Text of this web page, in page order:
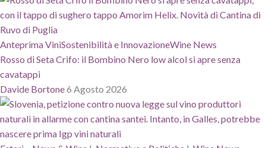
Anteprima ViniSostenibilità e InnovazioneWine News
Rosso di Seta Crifo: il Bombino Nero low alcol si apre senza
cavatappi
Davide Bortone6 Agosto 2026